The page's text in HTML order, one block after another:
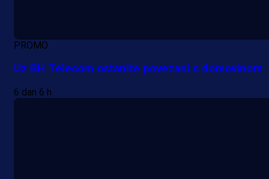
PROMO
Uz BH Telecom ostanite povezani s domovinom
6 dan 6 h